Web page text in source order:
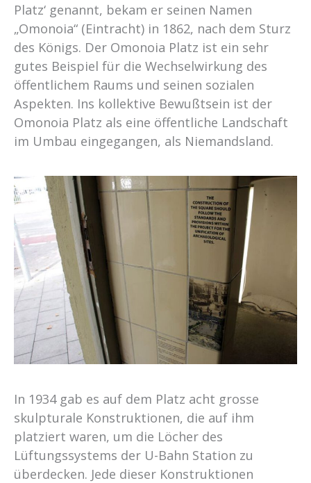
Platz‘ genannt, bekam er seinen Namen
„Omonoia“ (Eintracht) in 1862, nach dem Sturz
des Königs. Der Omonoia Platz ist ein sehr
gutes Beispiel für die Wechselwirkung des
öffentlichem Raums und seinen sozialen
Aspekten. Ins kollektive Bewußtsein ist der
Omonoia Platz als eine öffentliche Landschaft
im Umbau eingegangen, als Niemandsland.
In 1934 gab es auf dem Platz acht grosse
skulpturale Konstruktionen, die auf ihm
platziert waren, um die Löcher des
Lüftungssystems der U-Bahn Station zu
überdecken. Jede dieser Konstruktionen